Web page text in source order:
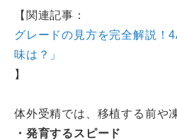
【関連記事：
グレードの見方を完全解説！
味は？」
】
体外受精では、移植する前や
・発育するスピード